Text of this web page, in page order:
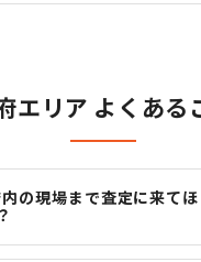
エリア よくある
の現場まで査定に来て